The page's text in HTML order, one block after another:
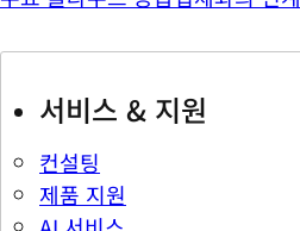
서비스 & 지원
컨설팅
제품 지원